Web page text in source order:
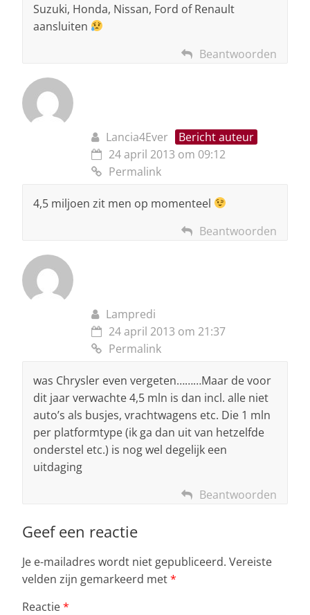
Suzuki, Honda, Nissan, Ford of Renault
aansluiten
Beantwoorden
Lancia4Ever
Bericht auteur
24 april 2013 om 09:12
Permalink
4,5 miljoen zit men op momenteel
Beantwoorden
Lampredi
24 april 2013 om 21:37
Permalink
was Chrysler even vergeten………Maar de voor
dit jaar verwachte 4,5 mln is dan incl. alle niet
auto’s als busjes, vrachtwagens etc. Die 1 mln
per platformtype (ik ga dan uit van hetzelfde
onderstel etc.) is nog wel degelijk een
uitdaging
Beantwoorden
Geef een reactie
Je e-mailadres wordt niet gepubliceerd. Vereiste
velden zijn gemarkeerd met*
Reactie*